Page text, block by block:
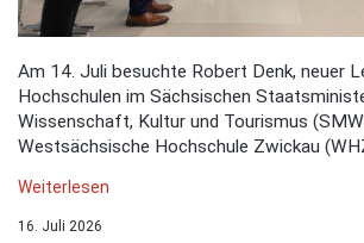
Am 14. Juli besuchte Robert Denk, neuer
Hochschulen im Sächsischen
Wissenschaft, Kultur und Tourismus
Westsächsische Hochschule Zwickau
Weiterlesen
16. Juli 2026